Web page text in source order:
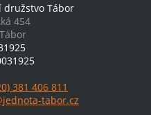
družstvo Tábor
454
381 406 811
tabor.cz